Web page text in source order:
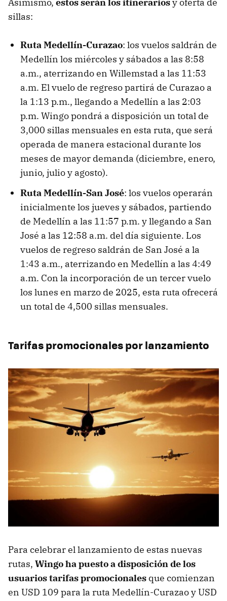
sillas:
Ruta Medellín-Curazao: los vuelos saldrán de
Medellín los miércoles y sábados a las 8:58
a.m., aterrizando en Willemstad a las 11:53
a.m. El vuelo de regreso partirá de Curazao a
la 1:13 p.m., llegando a Medellín a las 2:03
p.m. Wingo pondrá a disposición un total de
3,000 sillas mensuales en esta ruta, que será
operada de manera estacional durante los
meses de mayor demanda (diciembre, enero,
junio, julio y agosto).
Ruta Medellín-San José: los vuelos operarán
inicialmente los jueves y sábados, partiendo
de Medellín a las 11:57 p.m. y llegando a San
José a las 12:58 a.m. del día siguiente. Los
vuelos de regreso saldrán de San José a la
1:43 a.m., aterrizando en Medellín a las 4:49
a.m. Con la incorporación de un tercer vuelo
los lunes en marzo de 2025, esta ruta ofrecerá
un total de 4,500 sillas mensuales.
Tarifas promocionales por lanzamiento
Para celebrar el lanzamiento de estas nuevas
rutas, Wingo ha puesto a disposición de los
usuarios tarifas promocionales que comienzan
en USD 109 para la ruta Medellín-Curazao y USD